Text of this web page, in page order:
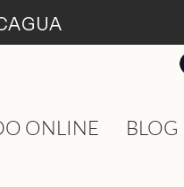
ONLINE BLOG